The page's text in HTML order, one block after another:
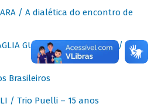
/ A dialética do encontro de
GUITAR QUARTET (QGQ) /
Brasileiros
/ Trio Puelli – 15 anos